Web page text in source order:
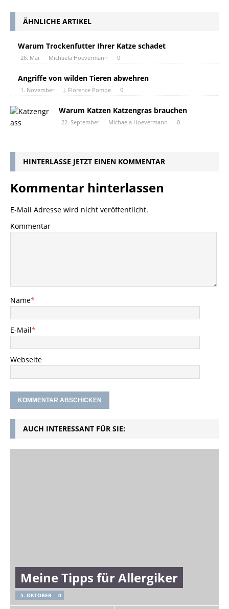
ÄHNLICHE ARTIKEL
Warum Trockenfutter Ihrer Katze schadet
26. Mai Michaela Hoevermann 0
Angriffe von wilden Tieren abwehren
1. November J. Florence Pompe 0
Warum Katzen Katzengras brauchen
22. September Michaela Hoevermann 0
HINTERLASSE JETZT EINEN KOMMENTAR
Kommentar hinterlassen
E-Mail Adresse wird nicht veröffentlicht.
Kommentar
Name*
E-Mail*
Webseite
AUCH INTERESSANT FÜR SIE:
Meine Tipps für Allergiker
5. OKTOBER 0